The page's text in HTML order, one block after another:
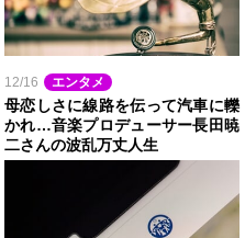
12/16 エンタメ
母恋しさに線路を伝って汽車に轢
かれ…音楽プロデューサー長田暁
二さんの波乱万丈人生